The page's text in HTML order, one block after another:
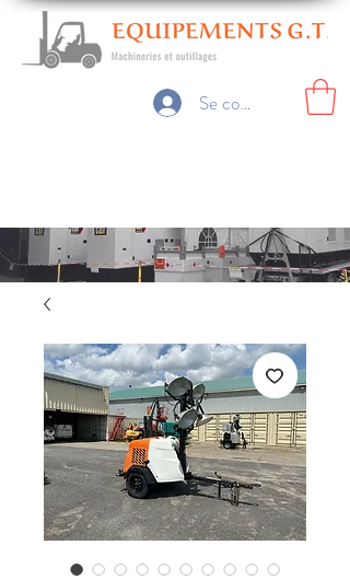
Se connecter